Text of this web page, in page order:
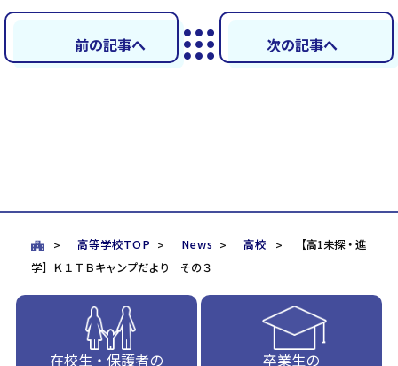
前の記事へ 次の記事へ
高等学校TOP News 高校
【高1未探・進
学】Ｋ１ＴＢキャンプだより その３
在校生・保護者の
卒業生の